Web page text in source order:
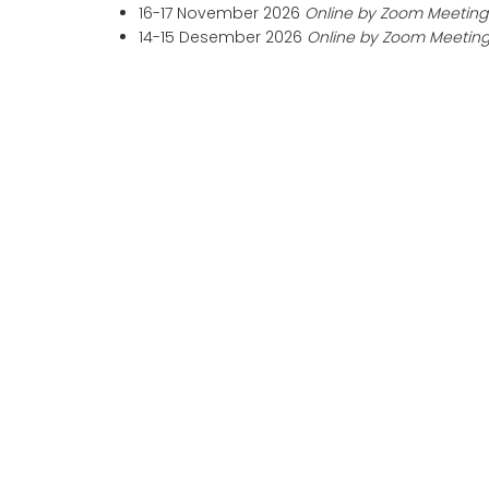
16-17 November 2026 Online by Zoom Meeting
14-15 Desember 2026 Online by Zoom Meeting